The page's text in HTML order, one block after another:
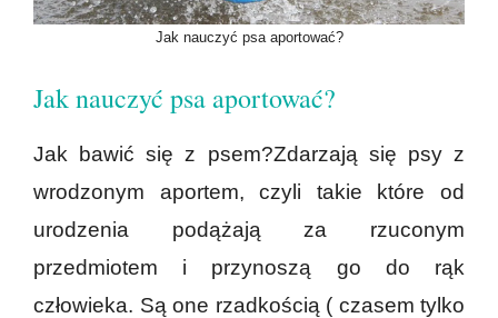
Jak nauczyć psa aportować?
Jak nauczyć psa aportować?
Jak bawić się z psem?Zdarzają się psy z
wrodzonym aportem, czyli takie które od
urodzenia podążają za rzuconym
przedmiotem i przynoszą go do rąk
człowieka. Są one rzadkością ( czasem tylko